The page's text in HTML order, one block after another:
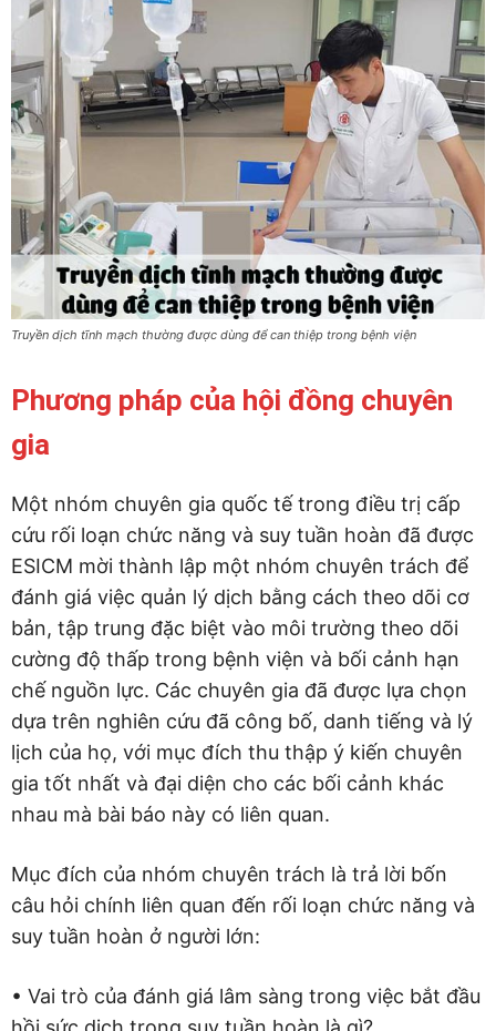
Truyền dịch tĩnh mạch thường được dùng để can thiệp trong bệnh viện
Phương pháp của hội đồng chuyên
gia
Một nhóm chuyên gia quốc tế trong điều trị cấp
cứu rối loạn chức năng và suy tuần hoàn đã được
ESICM mời thành lập một nhóm chuyên trách để
đánh giá việc quản lý dịch bằng cách theo dõi cơ
bản, tập trung đặc biệt vào môi trường theo dõi
cường độ thấp trong bệnh viện và bối cảnh hạn
chế nguồn lực. Các chuyên gia đã được lựa chọn
dựa trên nghiên cứu đã công bố, danh tiếng và lý
lịch của họ, với mục đích thu thập ý kiến chuyên
gia tốt nhất và đại diện cho các bối cảnh khác
nhau mà bài báo này có liên quan.
Mục đích của nhóm chuyên trách là trả lời bốn
câu hỏi chính liên quan đến rối loạn chức năng và
suy tuần hoàn ở người lớn:
• Vai trò của đánh giá lâm sàng trong việc bắt đầu